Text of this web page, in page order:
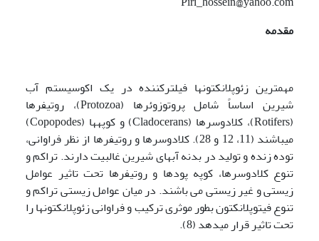
مقدمه
مهمترین زئوپلانکتونها فیلترکننده در یک اکوسیستم آب
شیرین اساساً شامل پروتوزوئرها (Protozoa)، روتیفرها
(Rotifers)، کلادوسرها (Cladocerans) و کوپه­ها (Copopodes)
می­باشند (11، 12 و 28). کلادوسرها و روتیفرها از نظر فراوانی،
توده زنده و تولید در بدنه آبهای شیرین غالبیت دارند. تراکم و
تنوع کلادوسرها، کوپه پودها و روتیفرها تحت تاثیر عوامل
زیستی و غیر زیستی می باشند. در میان عوامل زیستی تراکم و
تنوع فیتوپلانکتون بطور موثری ترکیب و فراوانی زئوپلانکتونها را
تحت تاثیر قرار می­دهد (8).